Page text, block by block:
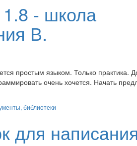
- школа
В.
простым языком. Только практика.
очень хочется. Начать
библиотеки
для